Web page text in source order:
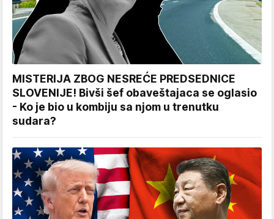
MISTERIJA ZBOG NESREĆE PREDSEDNICE
SLOVENIJE! Bivši šef obaveštajaca se oglasio
- Ko je bio u kombiju sa njom u trenutku
sudara?